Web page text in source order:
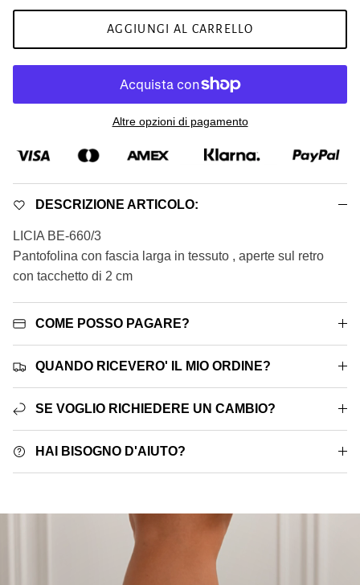
AGGIUNGI AL CARRELLO
Altre opzioni di pagamento
DESCRIZIONE ARTICOLO:
LICIA BE-660/3
Pantofolina con fascia larga in tessuto , aperte sul retro
con tacchetto di 2 cm
COME POSSO PAGARE?
QUANDO RICEVERO' IL MIO ORDINE?
SE VOGLIO RICHIEDERE UN CAMBIO?
HAI BISOGNO D'AIUTO?